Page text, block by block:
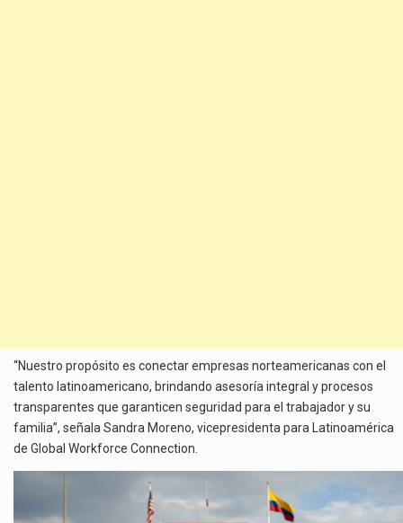
“Nuestro propósito es conectar empresas norteamericanas con el
talento latinoamericano, brindando asesoría integral y procesos
transparentes que garanticen seguridad para el trabajador y su
familia”, señala Sandra Moreno, vicepresidenta para Latinoamérica
de Global Workforce Connection.